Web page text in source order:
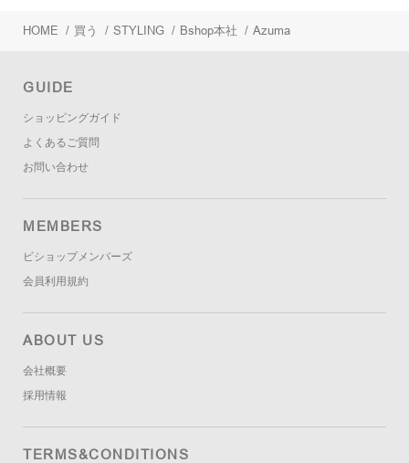
HOME / 買う / STYLING / Bshop本社 / Azuma
GUIDE
ショッピングガイド
よくあるご質問
お問い合わせ
MEMBERS
ビショップメンバーズ
会員利用規約
ABOUT US
会社概要
採用情報
TERMS&CONDITIONS